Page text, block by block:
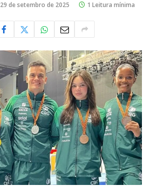
29 de setembro de 2025 1 Leitura mínima